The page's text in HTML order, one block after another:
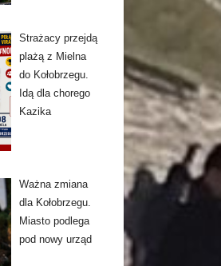
Strażacy przejdą
plażą z Mielna
do Kołobrzegu.
Idą dla chorego
Kazika
Ważna zmiana
dla Kołobrzegu.
Miasto podlega
pod nowy urząd